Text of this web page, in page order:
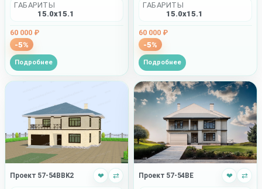
ГАБАРИТЫ
15.0x15.1
60 000 ₽
-5%
Подробнее
ГАБАРИТЫ
15.0x15.1
60 000 ₽
-5%
Подробнее
Проект 57-54BBK2 ❤ ⇄ Проект 57-54BE ❤ ⇄